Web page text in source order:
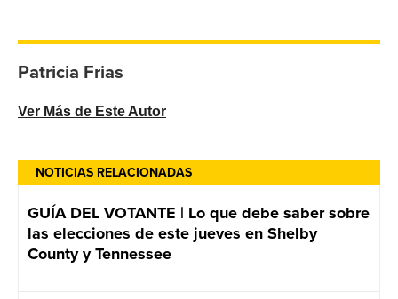
NOTICIAS RELACIONADAS
GUÍA DEL VOTANTE | Lo que debe saber sobre
las elecciones de este jueves en Shelby
County y Tennessee
Patricia Frias
Ver Más de Este Autor